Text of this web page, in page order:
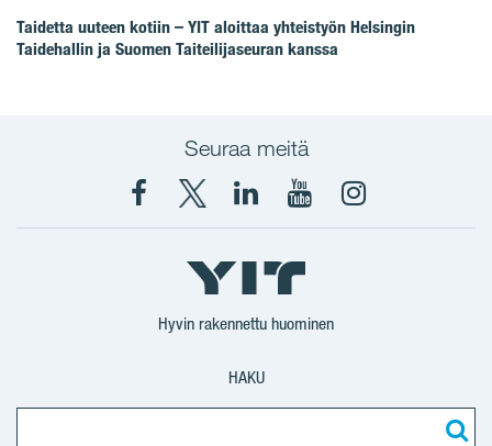
Taidetta uuteen kotiin – YIT aloittaa yhteistyön Helsingin
Taidehallin ja Suomen Taiteilijaseuran kanssa
Seuraa meitä
Facebook
X
YIT
Suomi
YIT
Corporation
YIT
Corporation
Instagram
Hyvin rakennettu huominen
HAKU